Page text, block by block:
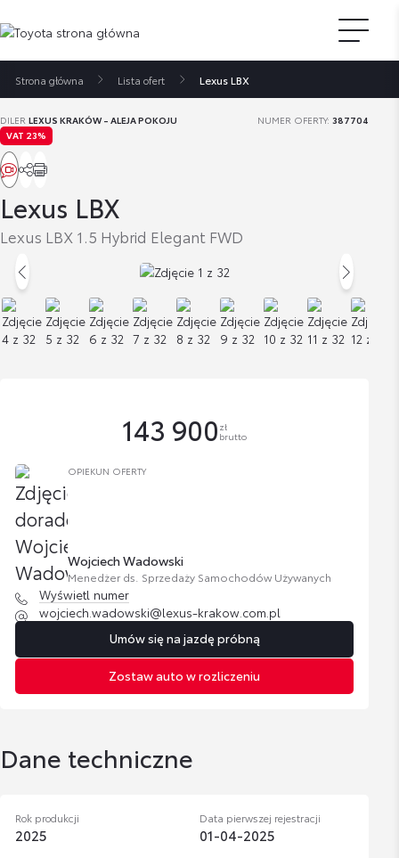
Strona główna Lista ofert Lexus LBX
Lexus LBX
Lexus LBX 1.5 Hybrid Elegant FWD
VAT 23%
DILER LEXUS KRAKÓW - ALEJA POKOJU NUMER OFERTY:387704
OPIEKUN OFERTY
Wojciech Wadowski
Menedżer ds. Sprzedaży Samochodów Używanych
Wyświetl numer
wojciech.wadowski@lexus-krakow.com.pl
Umów się na jazdę próbną
143 900 zł
brutto
Zostaw auto w rozliczeniu
Dane techniczne
Rok produkcji
2025
Data pierwszej rejestracji
01-04-2025